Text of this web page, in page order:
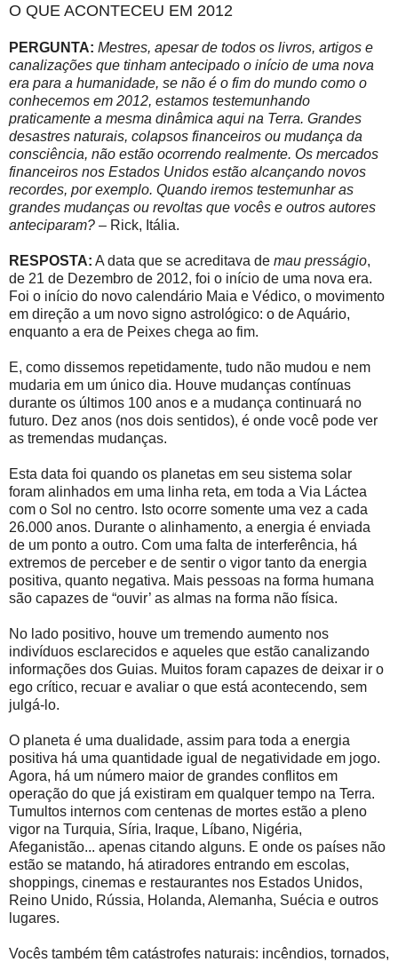
O QUE ACONTECEU EM 2012
PERGUNTA: Mestres, apesar de todos os livros, artigos e
canalizações que tinham antecipado o início de uma nova
era para a humanidade, se não é o fim do mundo como o
conhecemos em 2012, estamos testemunhando
praticamente a mesma dinâmica aqui na Terra. Grandes
desastres naturais, colapsos financeiros ou mudança da
consciência, não estão ocorrendo realmente. Os mercados
financeiros nos Estados Unidos estão alcançando novos
recordes, por exemplo. Quando iremos testemunhar as
grandes mudanças ou revoltas que vocês e outros autores
anteciparam? – Rick, Itália.
RESPOSTA: A data que se acreditava de mau presságio,
de 21 de Dezembro de 2012, foi o início de uma nova era.
Foi o início do novo calendário Maia e Védico, o movimento
em direção a um novo signo astrológico: o de Aquário,
enquanto a era de Peixes chega ao fim.
E, como dissemos repetidamente, tudo não mudou e nem
mudaria em um único dia. Houve mudanças contínuas
durante os últimos 100 anos e a mudança continuará no
futuro. Dez anos (nos dois sentidos), é onde você pode ver
as tremendas mudanças.
Esta data foi quando os planetas em seu sistema solar
foram alinhados em uma linha reta, em toda a Via Láctea
com o Sol no centro. Isto ocorre somente uma vez a cada
26.000 anos. Durante o alinhamento, a energia é enviada
de um ponto a outro. Com uma falta de interferência, há
extremos de perceber e de sentir o vigor tanto da energia
positiva, quanto negativa. Mais pessoas na forma humana
são capazes de “ouvir’ as almas na forma não física.
No lado positivo, houve um tremendo aumento nos
indivíduos esclarecidos e aqueles que estão canalizando
informações dos Guias. Muitos foram capazes de deixar ir o
ego crítico, recuar e avaliar o que está acontecendo, sem
julgá-lo.
O planeta é uma dualidade, assim para toda a energia
positiva há uma quantidade igual de negatividade em jogo.
Agora, há um número maior de grandes conflitos em
operação do que já existiram em qualquer tempo na Terra.
Tumultos internos com centenas de mortes estão a pleno
vigor na Turquia, Síria, Iraque, Líbano, Nigéria,
Afeganistão... apenas citando alguns. E onde os países não
estão se matando, há atiradores entrando em escolas,
shoppings, cinemas e restaurantes nos Estados Unidos,
Reino Unido, Rússia, Holanda, Alemanha, Suécia e outros
lugares.
Vocês também têm catástrofes naturais: incêndios, tornados,